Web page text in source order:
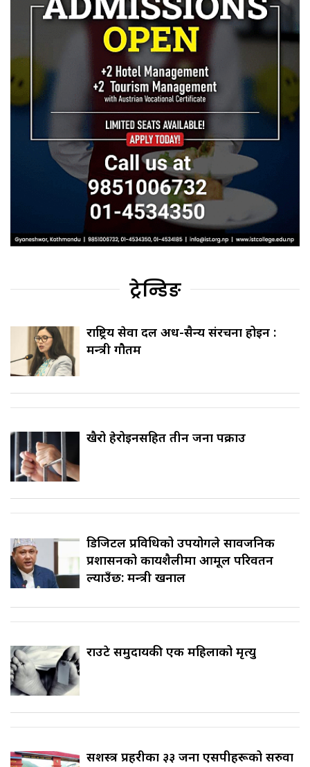
ट्रेन्डिङ
राष्ट्रिय सेवा दल अर्ध-सैन्य संरचना होइन :
मन्त्री गौतम
खैरो हेरोइनसहित तीन जना पक्राउ
डिजिटल प्रविधिको उपयोगले सार्वजनिक
प्रशासनको कार्यशैलीमा आमूल परिवर्तन
ल्याउँछ: मन्त्री खनाल
राउटे समुदायकी एक महिलाको मृत्यु
सशस्त्र प्रहरीका ३३ जना एसपीहरूको सरुवा